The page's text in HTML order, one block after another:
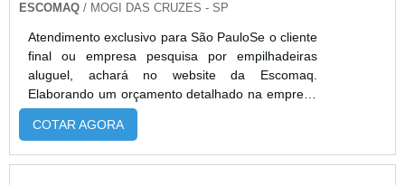
ESCOMAQ / MOGI DAS CRUZES - SP
Atendimento exclusivo para São PauloSe o cliente
final ou empresa pesquisa por empilhadeiras
aluguel, achará no website da Escomaq.
Elaborando um orçamento detalhado na empresa
mais qualificada do mercado e encontrando a
melhor referência em qualidade.Quando a
profissionais especializados da Escomaq atingirá
COTAR AGORA